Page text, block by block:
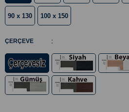
90 x 130 100 x 150
ÇERÇEVE :